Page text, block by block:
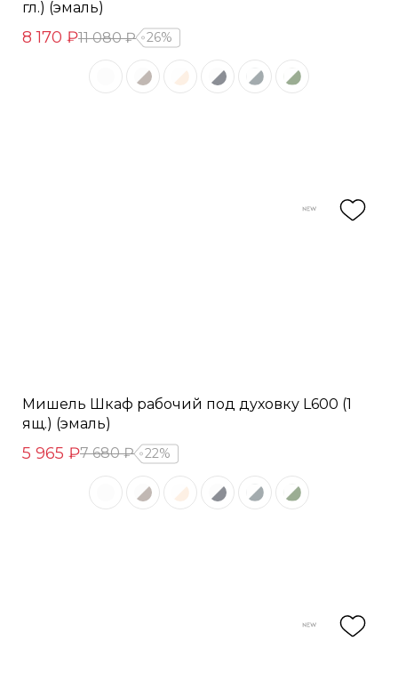
гл.) (эмаль)
8 170 ₽11 080 ₽ 26%
Мишель Шкаф рабочий под духовку L600 (1
ящ.) (эмаль)
5 965 ₽7 680 ₽ 22%